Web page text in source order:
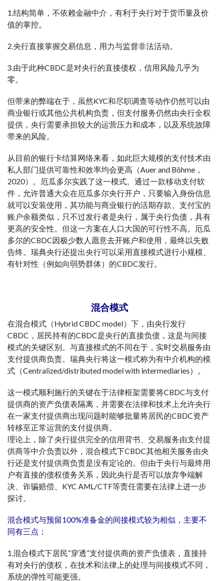
1.结构简单，不依赖金融中介，有利于央行对于货币量及价
值的掌控。
2.央行直接掌握交易信息，用力与监督非法活动。
3.由于此种CBDC是对央行的直接债权，信用风险几乎为
零。
但带来的弊端在于，虽然KYC和尽职调查等动作仍然可以由
商业银行或其他公共机构负责，但支付服务仍然由央行全权
提供，央行需要承担较大的运营压力和成本，以及系统故障
带来的风险。
从目前的银行卡结算网络来看，如此巨大规模的支付技术由
私人部门提供可靠性和效率均会更高（Auer and Böhme，
2020）。厄瓜多尔实践了这一模式。通过一款移动支付软
件，允许普通大众在厄瓜多尔央行开户，只要输入身份信息
就可以安装使用，其功能与商业银行的活期存款、支付宝的
账户余额类似，只不过发行者是央行，属于央行负债，具有
更高的安全性。但这一方案在人口大国的可行性不高。厄瓜
多尔的CBDC因极少数人愿意去开账户和使用，最终以失败
告终。瑞典央行还提出央行可以采用直接模式进行小规模、
有针对性（例如向弱势群体）的CBDC发行。
混合模式
在混合模式（Hybrid CBDC model）下，由央行发行
CBDC，居民持有的CBDC是央行的直接负债，这是与间接
模式的关键区别。与直接模式的不同在于，实时交易服务由
支付提供商负责。瑞典央行将这一模式称为有中介机构的模
式（Centralized/distributed model with intermediaries）。
这一模式顺利施行的关键在于法律框架需要将CBDC与支付
提供商的资产负债表隔离，并需要在法律和技术上允许央行
在一家支付提供商出现问题时能够批量将居民的CBDC资产
转移至正常运营的支付提供商。
理论上，除了央行提供完全的信用背书、交易服务由支付提
供商等中介负责以外，混合模式下CBDC其他相关服务由央
行还是支付提供商负责是没有定论的。但由于央行与最终用
户有直接的债权债务关系，因此央行是否可以放弃争端解
决、诈骗赔偿、KYC AML/CTF等责任需要在法律上进一步
探讨。
混合模式与预留100%准备金的间接模式较为相似，主要不
同有三点：
1.混合模式下居民“穿透”支付提供商的资产负债表，直接持
有对央行的债权，在技术和法律上的处理与间接模式不同，
系统的弹性可能更强。